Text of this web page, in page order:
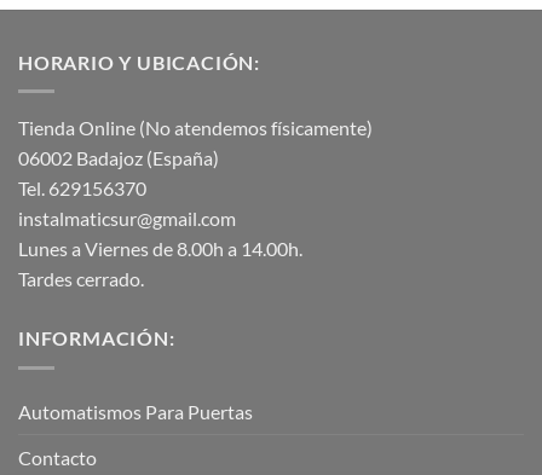
HORARIO Y UBICACIÓN:
Tienda Online (No atendemos físicamente)
06002 Badajoz (España)
Tel. 629156370
instalmaticsur@gmail.com
Lunes a Viernes de 8.00h a 14.00h.
Tardes cerrado.
INFORMACIÓN:
Automatismos Para Puertas
Contacto